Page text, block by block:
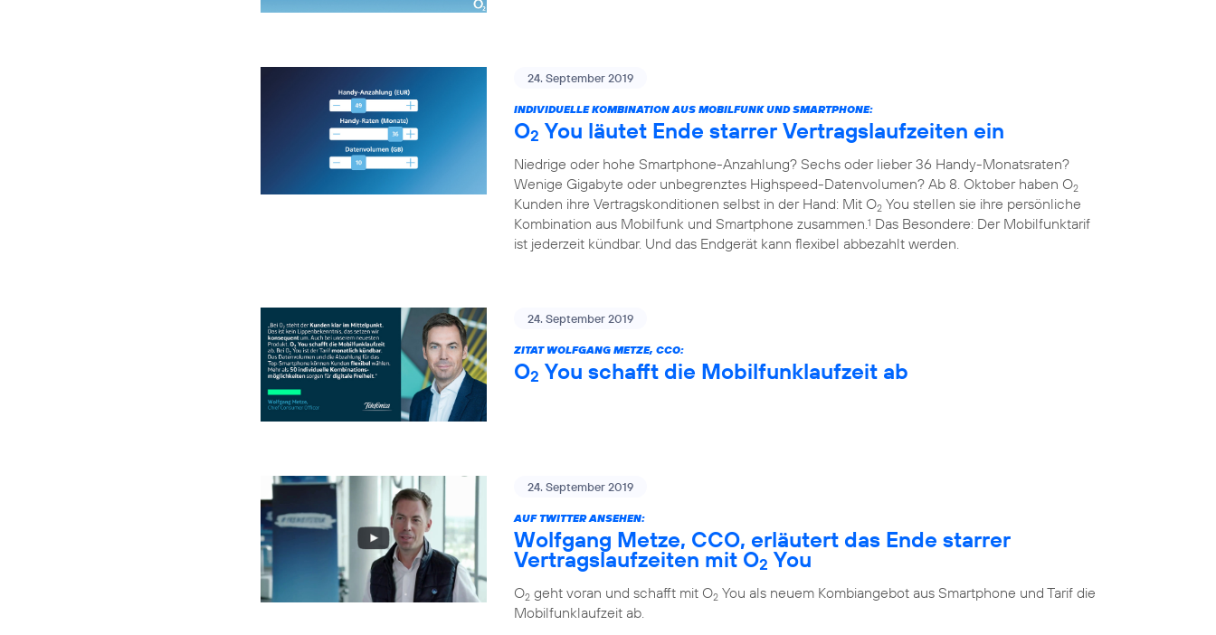
24. September 2019
INDIVIDUELLE KOMBINATION AUS MOBILFUNK UND SMARTPHONE:
O2 You läutet Ende starrer Vertragslaufzeiten ein
Niedrige oder hohe Smartphone-Anzahlung? Sechs oder lieber 36 Handy-Monatsraten?
Wenige Gigabyte oder unbegrenztes Highspeed-Datenvolumen? Ab 8. Oktober haben O2
Kunden ihre Vertragskonditionen selbst in der Hand: Mit O2 You stellen sie ihre persönliche
Kombination aus Mobilfunk und Smartphone zusammen.1 Das Besondere: Der Mobilfunktarif
ist jederzeit kündbar. Und das Endgerät kann flexibel abbezahlt werden.
24. September 2019
ZITAT WOLFGANG METZE, CCO:
O2 You schafft die Mobilfunklaufzeit ab
24. September 2019
AUF TWITTER ANSEHEN:
Wolfgang Metze, CCO, erläutert das Ende starrer
Vertragslaufzeiten mit O2 You
O2 geht voran und schafft mit O2 You als neuem Kombiangebot aus Smartphone und Tarif die
Mobilfunklaufzeit ab.